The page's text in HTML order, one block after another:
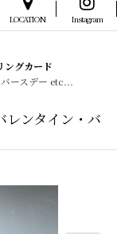
LOCATION Instagram
ングカード
ースデー etc...
レンタイン・バ